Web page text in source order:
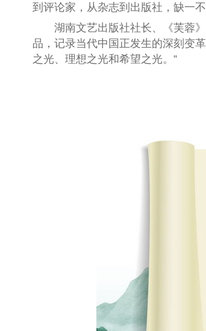
到评论家，从杂志到出版社，缺一
湖南文艺出版社社长、《芙蓉》
品，记录当代中国正发生的深刻变
之光、理想之光和希望之光。”